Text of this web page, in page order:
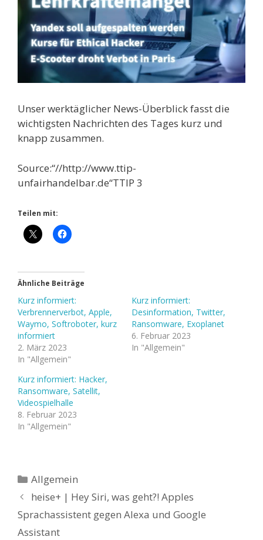
Unser werktäglicher News-Überblick fasst die
wichtigsten Nachrichten des Tages kurz und
knapp zusammen.
Source:“//http://www.ttip-
unfairhandelbar.de“TTIP 3
Teilen mit:
Ähnliche Beiträge
Kurz informiert:
Verbrennerverbot, Apple,
Waymo, Softroboter, kurz
informiert
2. März 2023
In "Allgemein"
Kurz informiert:
Desinformation, Twitter,
Ransomware, Exoplanet
6. Februar 2023
In "Allgemein"
Kurz informiert: Hacker,
Ransomware, Satellit,
Videospielhalle
8. Februar 2023
In "Allgemein"
Kategorien
Allgemein
heise+ | Hey Siri, was geht?! Apples
Sprachassistent gegen Alexa und Google
Assistant